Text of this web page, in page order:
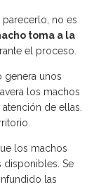
parecerlo, no es
toma a la
el proceso.
genera unos
los machos
de ellas.
los machos
disponibles. Se
las